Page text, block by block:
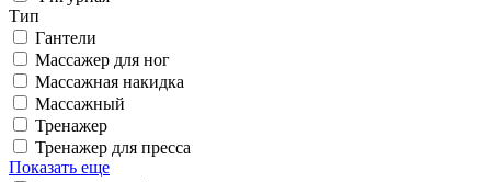
Тип
Гантели
Массажер для ног
Массажная накидка
Массажный
Тренажер
Тренажер для пресса
Показать еще